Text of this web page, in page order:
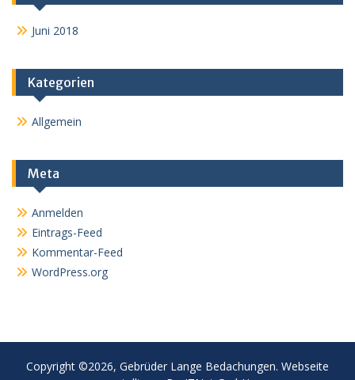
Juni 2018
Kategorien
Allgemein
Meta
Anmelden
Eintrags-Feed
Kommentar-Feed
WordPress.org
Copyright ©2026, Gebrüder Lange Bedachungen. Webseite